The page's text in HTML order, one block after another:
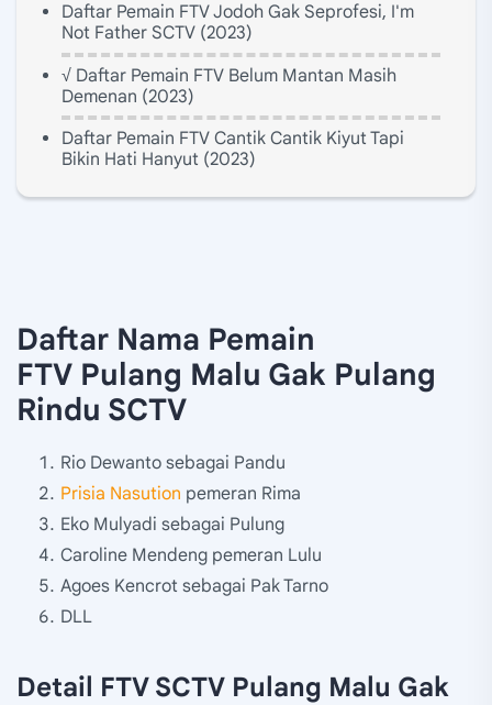
Daftar Pemain FTV Jodoh Gak Seprofesi, I'm
Not Father SCTV (2023)
√ Daftar Pemain FTV Belum Mantan Masih
Demenan (2023)
Daftar Pemain FTV Cantik Cantik Kiyut Tapi
Bikin Hati Hanyut (2023)
Daftar Nama Pemain
FTV Pulang Malu Gak Pulang
Rindu SCTV
Rio Dewanto sebagai Pandu
Prisia Nasution pemeran Rima
Eko Mulyadi sebagai Pulung
Caroline Mendeng pemeran Lulu
Agoes Kencrot sebagai Pak Tarno
DLL
Detail FTV SCTV Pulang Malu Gak